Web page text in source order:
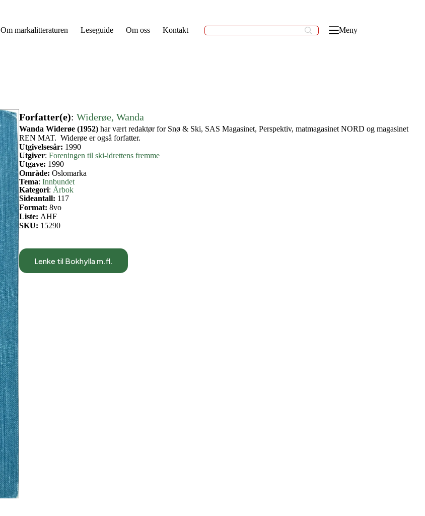
Om markalitteraturen Leseguide Om oss Kontakt Meny
Forfatter(e): Widerøe, Wanda
Wanda Widerøe (1952)har vært redaktør for Snø & Ski, SAS Magasinet, Perspektiv, matmagasinet NORD og magasinet
REN MAT. Widerøe er også forfatter.
Utgivelsesår: 1990
Utgiver: Foreningen til ski-idrettens fremme
Utgave: 1990
Område: Oslomarka
Tema: Innbundet
Kategori: Årbok
Sideantall: 117
Format: 8vo
Liste: AHF
SKU: 15290
Lenke til Bokhylla m.fl.